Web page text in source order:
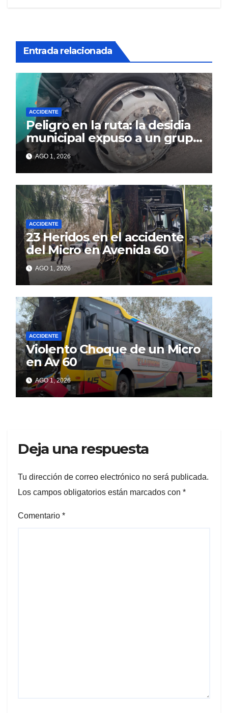
Entrada relacionada
ACCIDENTE
Peligro en la ruta: la desidia
municipal expuso a un grupo
de berissenses
AGO 1, 2026
ACCIDENTE
23 Heridos en el accidente
del Micro en Avenida 60
AGO 1, 2026
ACCIDENTE
Violento Choque de un Micro
en Av 60
AGO 1, 2026
Deja una respuesta
Tu dirección de correo electrónico no será publicada.
Los campos obligatorios están marcados con *
Comentario *